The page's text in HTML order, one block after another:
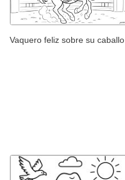
Vaquero feliz sobre su caballo